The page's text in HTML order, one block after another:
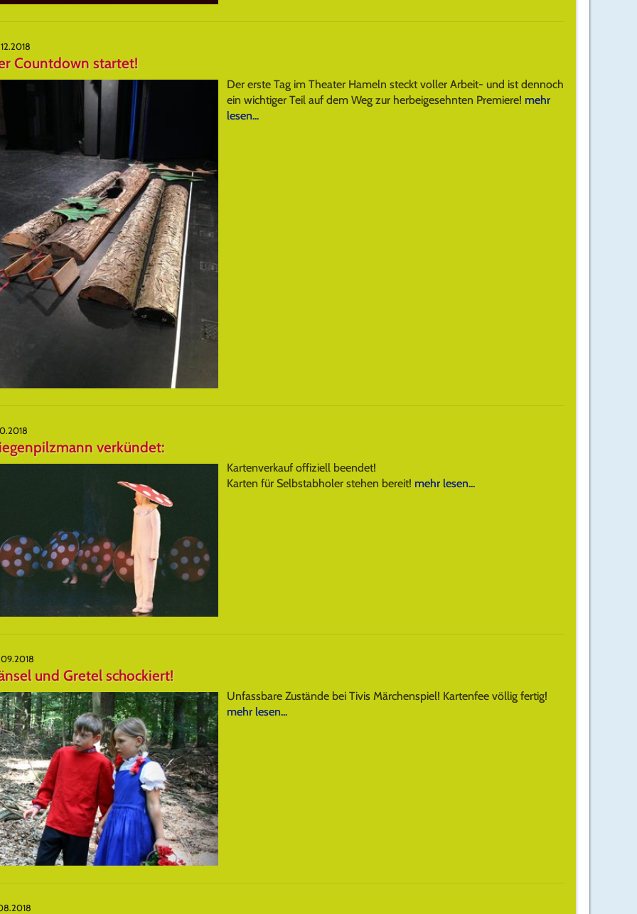
Countdown startet!
Der erste Tag im Theater Hameln steckt voller Arbeit- und ist dennoch
ein wichtiger Teil auf dem Weg zur herbeigesehnten Premiere! mehr
lesen...
verkündet:
Kartenverkauf offiziell beendet!
Karten für Selbstabholer stehen bereit! mehr lesen...
und Gretel schockiert!
Unfassbare Zustände bei Tivis Märchenspiel! Kartenfee völlig fertig!
mehr lesen...